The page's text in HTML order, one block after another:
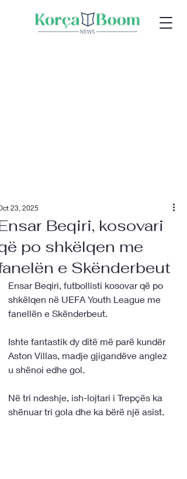
Beqiri, kosovari
po shkëlqen me
e Skënderbeut
23, 2025
Ensar Beqiri, futbollisti kosovar që po
shkëlqen në UEFA Youth League me
fanellën e Skënderbeut.
Ishte fantastik dy ditë më parë kundër
Aston Villas, madje gjigandëve anglez
u shënoi edhe gol.
Në tri ndeshje, ish-lojtari i Trepçës ka
shënuar tri gola dhe ka bërë një asist.